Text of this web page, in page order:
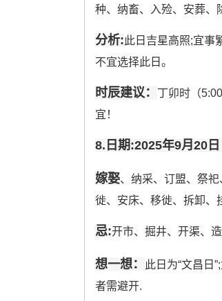
种、纳畜、入殓、安葬、
分析:此日吉星高照;宜事
不宜选择此日。
时辰建议：
丁卯时（
宜！
8.日期:2025年9月20日
嫁娶、纳采、订盟、祭
徙、安床、移徙、拆卸、
忌:开市、掘井、开渠、
想一想：
此日为“文昌日
者需避开.